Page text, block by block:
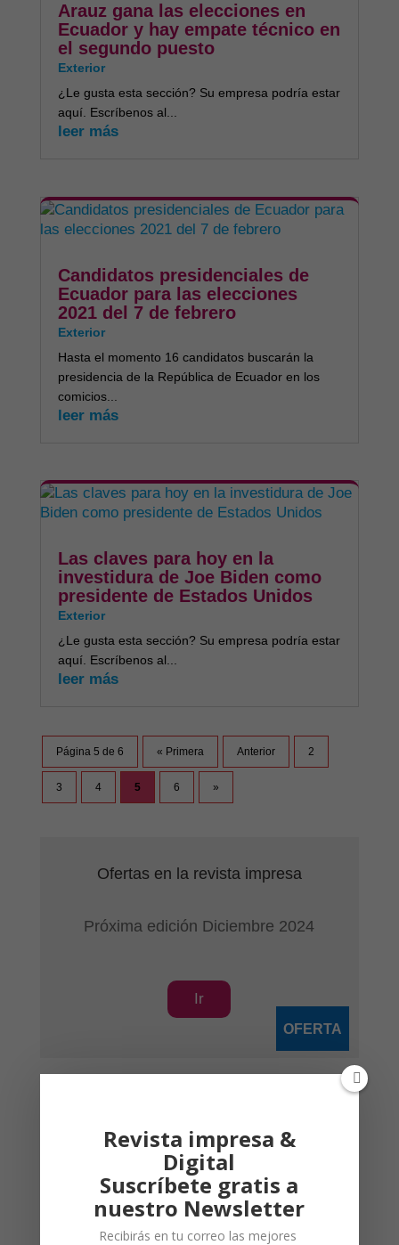
Arauz gana las elecciones en
Ecuador y hay empate técnico en
el segundo puesto
Exterior
¿Le gusta esta sección? Su empresa podría estar
aquí. Escríbenos al...
leer más
Candidatos presidenciales de
Ecuador para las elecciones
2021 del 7 de febrero
Exterior
Hasta el momento 16 candidatos buscarán la
presidencia de la República de Ecuador en los
comicios...
leer más
Las claves para hoy en la
investidura de Joe Biden como
presidente de Estados Unidos
Exterior
¿Le gusta esta sección? Su empresa podría estar
aquí. Escríbenos al...
leer más
Página 5 de 6 « Primera Anterior 2
3 4 5 6 »
Ofertas en la revista impresa
Próxima edición Diciembre 2024
Ir
OFERTA
PublicidadRevista impresa &
Digital
Suscríbete gratis a
nuestro Newsletter
Recibirás en tu correo las mejores